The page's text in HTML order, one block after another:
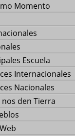
Momento
Escuela
Internacionales
Nacionales
den Tierra